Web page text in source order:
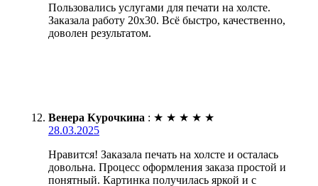
Пользовались услугами для печати на холсте.
Заказала работу 20х30. Всё быстро, качественно,
доволен результатом.
Венера Курочкина : ★ ★ ★ ★ ★
28.03.2025
Нравится! Заказала печать на холсте и осталась
довольна. Процесс оформления заказа простой и
понятный. Картинка получилась яркой и с